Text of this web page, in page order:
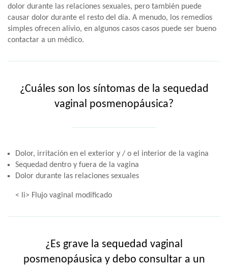
dolor durante las relaciones sexuales, pero también puede
causar dolor durante el resto del día. A menudo, los remedios
simples ofrecen alivio, en algunos casos casos puede ser bueno
contactar a un médico.
¿Cuáles son los síntomas de la sequedad
vaginal posmenopáusica?
Dolor, irritación en el exterior y / o el interior de la vagina
Sequedad dentro y fuera de la vagina
Dolor durante las relaciones sexuales
< li> Flujo vaginal modificado
¿Es grave la sequedad vaginal
posmenopáusica y debo consultar a un